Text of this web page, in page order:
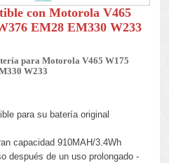
con Motorola V465
EM28 EM330 W233
para Motorola V465 W175
W233
para su batería original
capacidad 910MAH/3.4Wh
después de un uso prolongado -